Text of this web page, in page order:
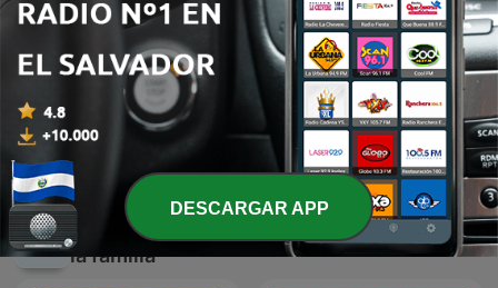
Those Oldies But Goodies
Podshow
!!MUSICA MAESTRO!!
TERAPIA MUSICAL PARA
NIÑOS DE HOY
Más podcasts internacionales de Para toda
la familia
DESCARGAR APP